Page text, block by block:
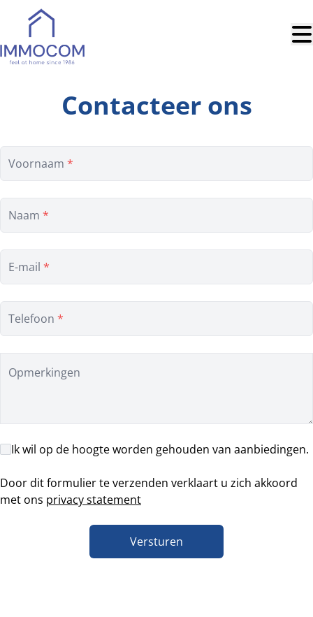
Ga naar hoofdinhoud
Contacteer ons
Voornaam *
Naam *
E-mail *
Telefoon *
Opmerkingen
Ik wil op de hoogte worden gehouden van aanbiedingen.
Door dit formulier te verzenden verklaart u zich akkoord
met ons privacy statement
Versturen